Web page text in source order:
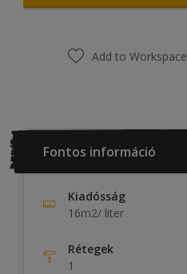
Add to Workspace
Fontos információ
Kiadósság
16m2/ liter
Rétegek
1